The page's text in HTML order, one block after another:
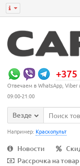
Отвечаем в WhatsApp, Viber
09:00-21:00
Везде
Например: Краскопульт
Новости
Рассрочка на